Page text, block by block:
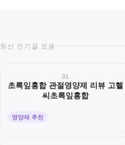
최신 인기글 모음
01
초록잎홍합 관절영양제 리뷰 고헬
씨초록잎홍합
영양제 추천